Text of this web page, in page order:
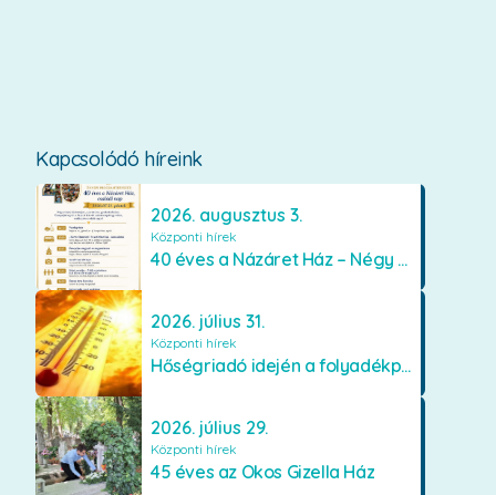
Kapcsolódó híreink
2026. augusztus 3.
Központi hírek
40 éves a Názáret Ház – Négy évtized szeretetben és gondoskodásban
2026. július 31.
Központi hírek
Hőségriadó idején a folyadékpótlás életet menthet
2026. július 29.
Központi hírek
45 éves az Okos Gizella Ház